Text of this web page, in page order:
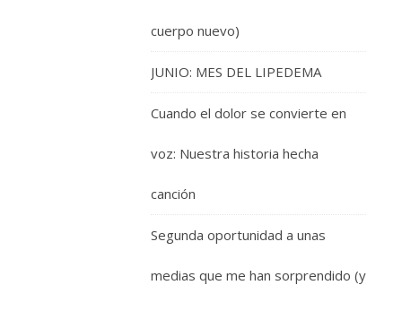
cuerpo nuevo)
JUNIO: MES DEL LIPEDEMA
Cuando el dolor se convierte en
voz: Nuestra historia hecha
canción
Segunda oportunidad a unas
medias que me han sorprendido (y